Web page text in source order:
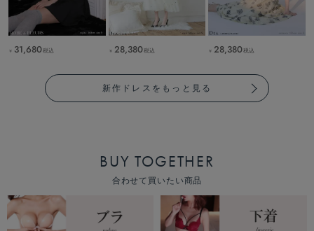
￥ 31,680税込 ￥ 28,380税込 ￥ 28,380税込
新作ドレスをもっと見る
BUY TOGETHER
合わせて買いたい商品